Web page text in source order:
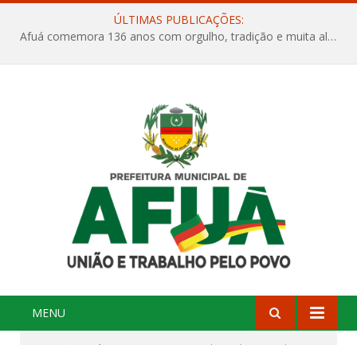
ÚLTIMAS PUBLICAÇÕES:
Afuá comemora 136 anos com orgulho, tradição e muita alegria na Quadra Dr. Nelson Salomão
MENU